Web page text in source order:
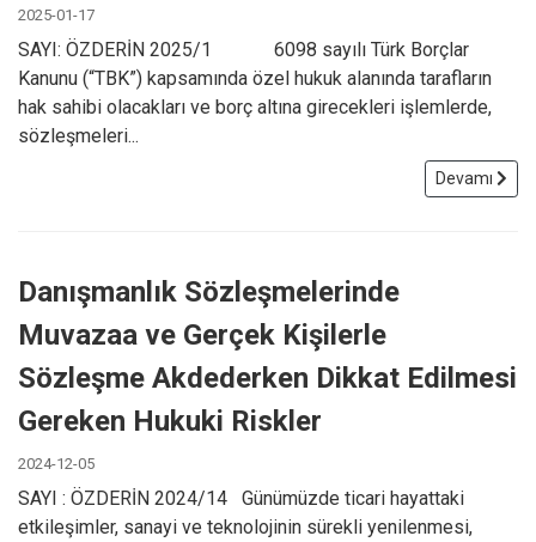
2025-01-17
SAYI: ÖZDERİN 2025/1 6098 sayılı Türk Borçlar
Kanunu (“TBK”) kapsamında özel hukuk alanında tarafların
hak sahibi olacakları ve borç altına girecekleri işlemlerde,
sözleşmeleri...
Devamı
Danışmanlık Sözleşmelerinde
Muvazaa ve Gerçek Kişilerle
Sözleşme Akdederken Dikkat Edilmesi
Gereken Hukuki Riskler
2024-12-05
SAYI : ÖZDERİN 2024/14 Günümüzde ticari hayattaki
etkileşimler, sanayi ve teknolojinin sürekli yenilenmesi,